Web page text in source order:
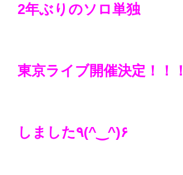
2年ぶりのソロ単独
東京ライブ開催決定！！！
しました٩(^‿^)۶